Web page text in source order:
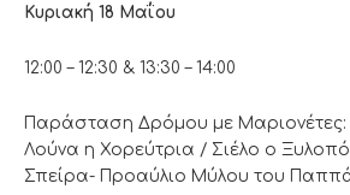
Κυριακή 18 Μαΐου
12:00 – 12:30 & 13:30 – 14:00
Παράσταση Δρόμου με Μαριονέτες:
Λούνα η Χορεύτρια / Σιέλο ο
Σπείρα- Προαύλιο Μύλου του